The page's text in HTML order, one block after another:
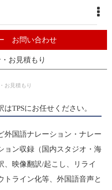
お問い合わせ
お見積もり
お見積もり
TPSにお任せください。
外国語ナレーション・ナレー
ョン収録（国内スタジオ・海
、映像翻訳/起こし、リライ
トライン化等、外国語音声と